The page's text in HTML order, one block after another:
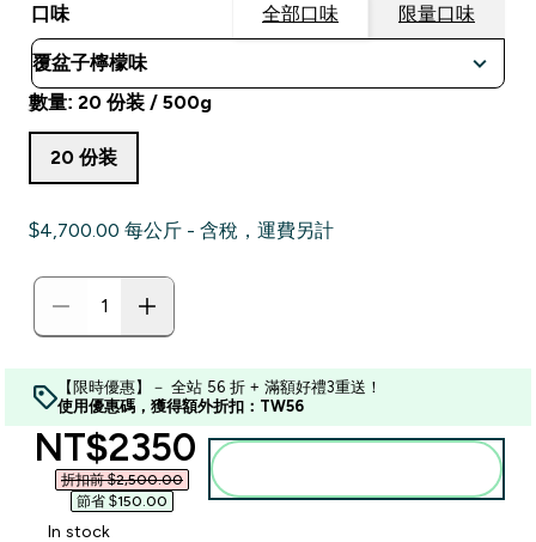
口味 全部口味 限量口味
數量: 20 份装 / 500g
20 份装
$4,700.00‎ 每公斤 - 含稅，運費另計
【限時優惠】－ 全站 56 折 + 滿額好禮3重送！
使用優惠碼，獲得額外折扣：TW56
discounted price
NT$2350‎
折扣前 $2,500.00‎
節省 $150.00‎
In stock